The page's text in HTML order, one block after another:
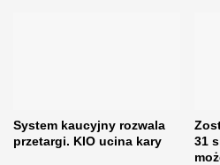
System kaucyjny rozwala
przetargi. KIO ucina kary
31